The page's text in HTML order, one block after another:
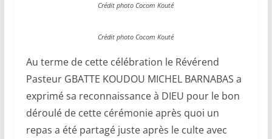
Crédit photo Cocom Kouté
Crédit photo Cocom Kouté
Au terme de cette célébration le Révérend
Pasteur GBATTE KOUDOU MICHEL BARNABAS a
exprimé sa reconnaissance à DIEU pour le bon
déroulé de cette cérémonie après quoi un
repas a été partagé juste après le culte avec